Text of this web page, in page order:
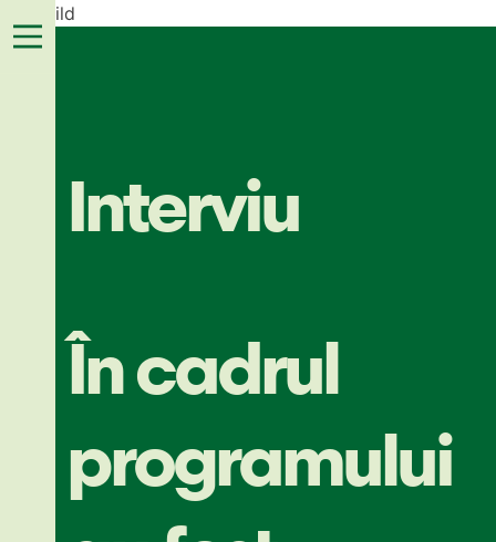
last child
Interviu
În cadrul
programului